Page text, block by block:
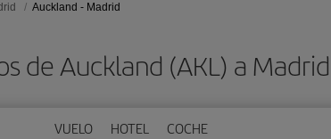
Auckland - Madrid
de Auckland (AKL) a
VUELO HOTEL COCHE